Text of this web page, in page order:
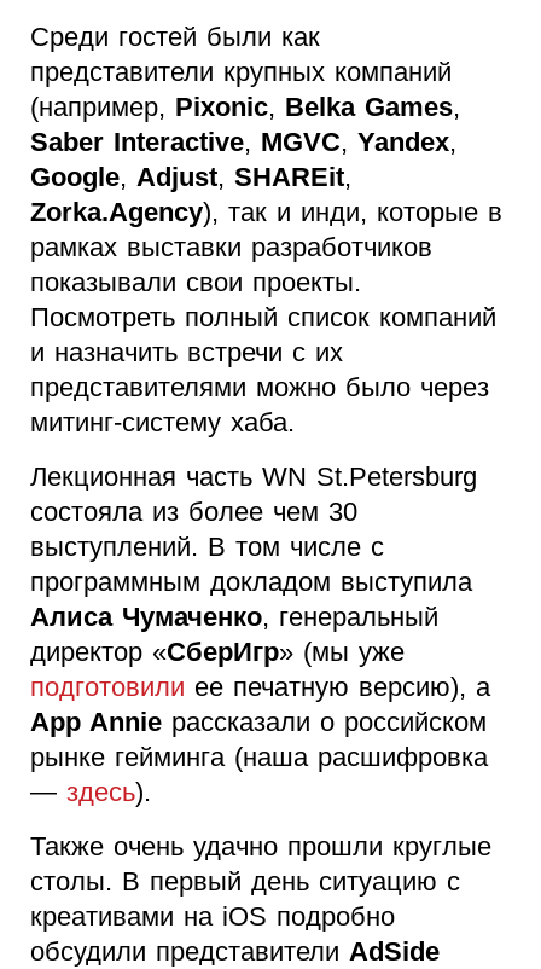
Среди гостей были как
представители крупных компаний
(например, Pixonic, Belka Games,
Saber Interactive, MGVC, Yandex,
Google, Adjust, SHAREit,
Zorka.Agency), так и инди, которые в
рамках выставки разработчиков
показывали свои проекты.
Посмотреть полный список компаний
и назначить встречи с их
представителями можно было через
митинг-систему хаба.
Лекционная часть WN St.Petersburg
состояла из более чем 30
выступлений. В том числе с
программным докладом выступила
Алиса Чумаченко, генеральный
директор «СберИгр» (мы уже
подготовили ее печатную версию), а
App Annie рассказали о российском
рынке гейминга (наша расшифровка
— здесь).
Также очень удачно прошли круглые
столы. В первый день ситуацию с
креативами на iOS подробно
обсудили представители AdSide